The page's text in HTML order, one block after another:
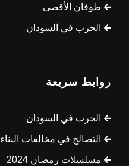
طوفان الأقصى
الحرب في السودان
روابط سريعة
الحرب في السودان
التصالح في مخالفات البناء
مسلسلات رمضان 2024